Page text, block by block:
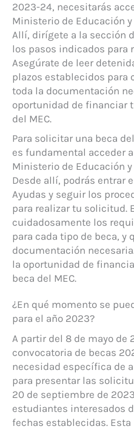
2023-24, necesitarás
Ministerio de Educación
Allí, dirígete a la sección
los pasos indicados para
Asegúrate de leer
plazos establecidos para
toda la documentación
oportunidad de financiar
del MEC.
Para solicitar una beca
es fundamental acceder
Ministerio de Educación
Desde allí, podrás entrar
Ayudas y seguir los
para realizar tu solicitud.
cuidadosamente los
para cada tipo de beca, y
documentación
la oportunidad de
beca del MEC.
¿En qué momento se
para el año 2023?
A partir del 8 de mayo de
convocatoria de becas
necesidad específica de
para presentar las
20 de septiembre de
estudiantes interesados
fechas establecidas.